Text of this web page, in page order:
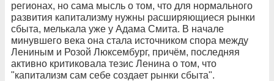
регионах, но сама мысль о том, что для нормального
развития капитализму нужны расширяющиеся рынки
сбыта, мелькала уже у Адама Смита. В начале
минувшего века она стала источником спора между
Лениным и Розой Люксембург, причём, последняя
активно критиковала тезис Ленина о том, что
"капитализм сам себе создает рынки сбыта".